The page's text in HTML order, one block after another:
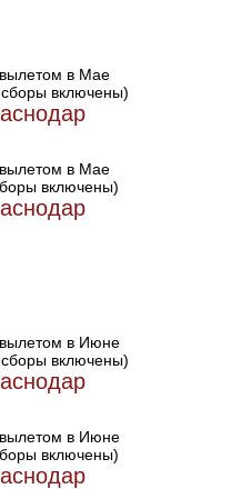
в Мае
сборы включены)
в Мае
включены)
в Июне
сборы включены)
в Июне
включены)